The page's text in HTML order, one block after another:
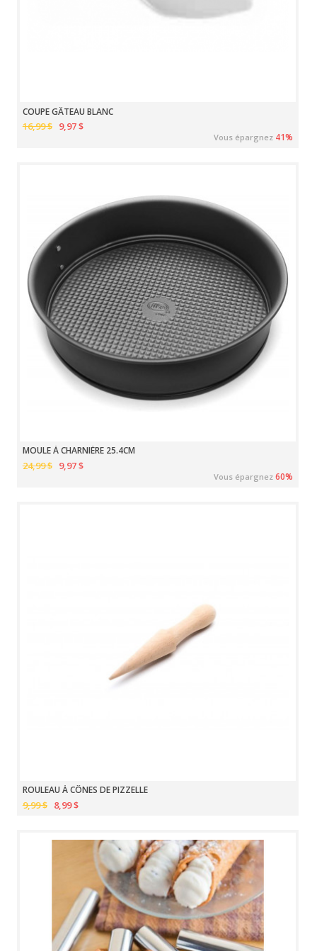
COUPE GÂTEAU BLANC
16,99 $ 9,97 $
Vous épargnez 41%
MOULE À CHARNIÈRE 25.4CM
24,99 $ 9,97 $
Vous épargnez60%
ROULEAU À CÔNES DE PIZZELLE
9,99 $ 8,99 $